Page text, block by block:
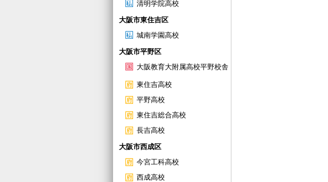
清明学院高校
大阪市東住吉区
城南学園高校
大阪市平野区
大阪教育大附属高校平野校舎
東住吉高校
平野高校
東住吉総合高校
長吉高校
大阪市西成区
今宮工科高校
西成高校